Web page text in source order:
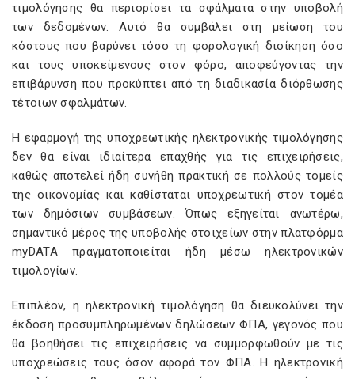
τιμολόγησης θα περιορίσει τα σφάλματα στην υποβολή
των δεδομένων. Αυτό θα συμβάλει στη μείωση του
κόστους που βαρύνει τόσο τη φορολογική διοίκηση όσο
και τους υποκείμενους στον φόρο, αποφεύγοντας την
επιβάρυνση που προκύπτει από τη διαδικασία διόρθωσης
τέτοιων σφαλμάτων.
Η εφαρμογή της υποχρεωτικής ηλεκτρονικής τιμολόγησης
δεν θα είναι ιδιαίτερα επαχθής για τις επιχειρήσεις,
καθώς αποτελεί ήδη συνήθη πρακτική σε πολλούς τομείς
της οικονομίας και καθίσταται υποχρεωτική στον τομέα
των δημόσιων συμβάσεων. Όπως εξηγείται ανωτέρω,
σημαντικό μέρος της υποβολής στοιχείων στην πλατφόρμα
myDATA πραγματοποιείται ήδη μέσω ηλεκτρονικών
τιμολογίων.
Επιπλέον, η ηλεκτρονική τιμολόγηση θα διευκολύνει την
έκδοση προσυμπληρωμένων δηλώσεων ΦΠΑ, γεγονός που
θα βοηθήσει τις επιχειρήσεις να συμμορφωθούν με τις
υποχρεώσεις τους όσον αφορά τον ΦΠΑ. Η ηλεκτρονική